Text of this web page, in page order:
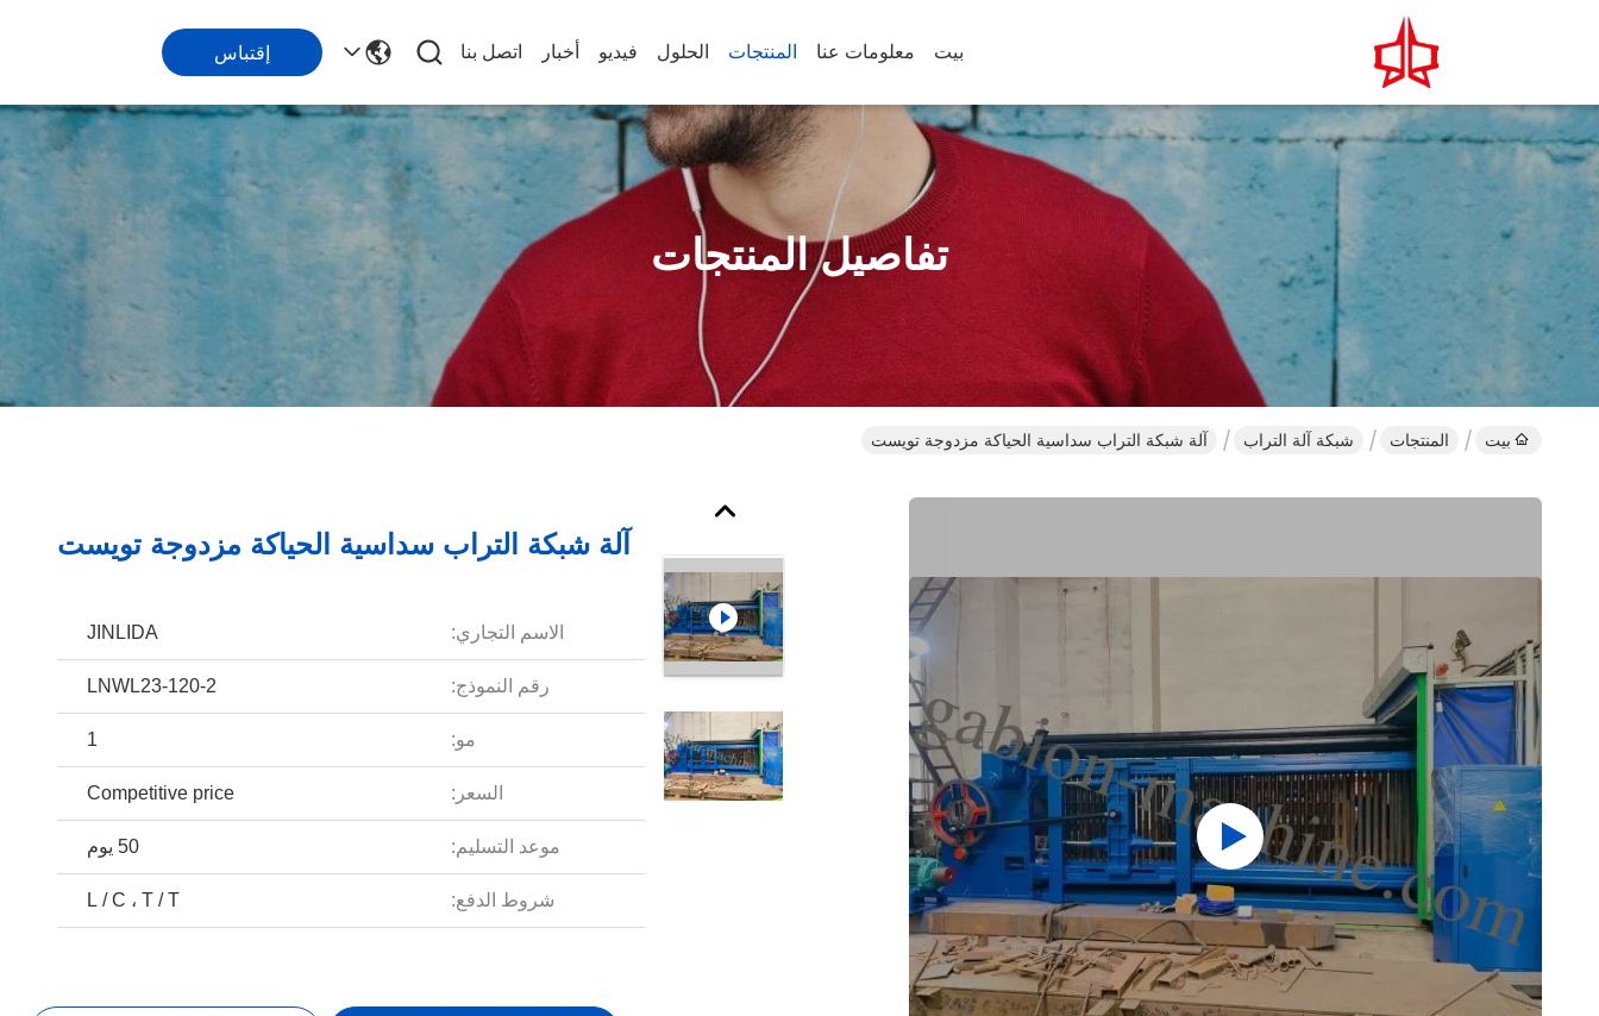
بيت معلومات عنا المنتجات الحلول فيديو أخبار اتصل بنا إقتباس
تفاصيل المنتجات
بيت المنتجات شبكة آلة التراب آلة شبكة التراب سداسية الحياكة مزدوجة تويست
آلة شبكة التراب سداسية الحياكة مزدوجة تويست
الاسم التجاري: JINLIDA
رقم النموذج: LNWL23-120-2
مو: 1
السعر: Competitive price
موعد التسليم: 50 يوم
شروط الدفع: L / C ، T / T